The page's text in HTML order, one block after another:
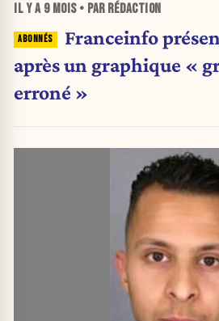
IL Y A 9 MOIS• PAR RÉDACTION
Franceinfo
après un graphique «
erroné »